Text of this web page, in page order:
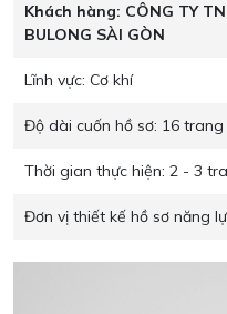
Khách hàng: CÔNG TY
BULONG SÀI GÒN
Lĩnh vực: Cơ khí
Độ dài cuốn hồ sơ: 16 trang
Thời gian thực hiện: 2 - 3
Đơn vị thiết kế hồ sơ năng